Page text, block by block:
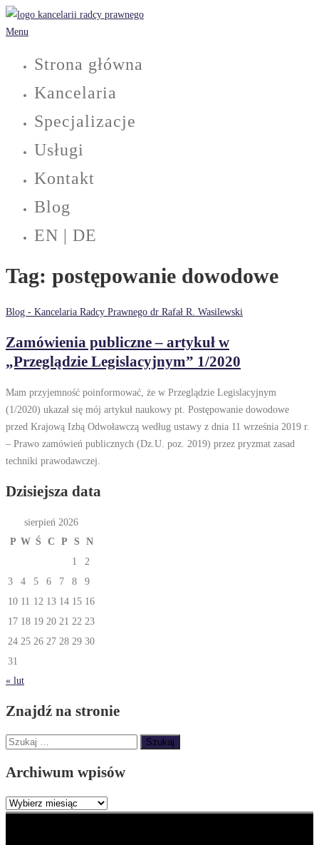
Przejdź
do
Menu
Strona główna
Kancelaria
Specjalizacje
Usługi
Kontakt
Blog
EN | DE
Tag: postępowanie dowodowe
Blog - Kancelaria Radcy Prawnego dr Rafał R. Wasilewski
Zamówienia publiczne – artykuł w
„Przeglądzie Legislacyjnym” 1/2020
Mam przyjemność poinformować, że w Przeglądzie Legislacyjnym
(1/2020) ukazał się mój artykuł naukowy pt. Postępowanie dowodowe
przed Krajową Izbą Odwoławczą według ustawy z dnia 11 września 2019 r.
– Prawo zamówień publicznych (Dz.U. poz. 2019) przez pryzmat zasad
techniki prawodawczej.
Dzisiejsza data
sierpień 2026
P W Ś C P S
N
1
2
3
4 5 6 7 8
9
10 11 12 13 14 15 16
17 18 19 20 21 22 23
24 25 26 27 28 29 30
31
« lut
Znajdź na stronie
Szukaj:
Archiwum wpisów
Archiwum